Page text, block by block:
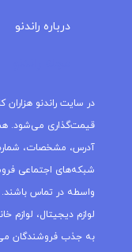
درباره‌ راندنو
در سایت راندنو
قیمت‌گذاری می‌شود.
آدرس، مشخصات،
شبکه‌های اجتماعی
واسطه در تماس باشند.
لوازم دیجیتال، لوازم
به جذب فروشندگان